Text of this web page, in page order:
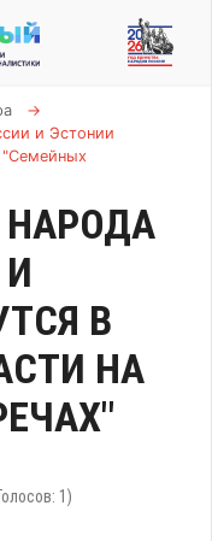
→
и Эстонии
"Семейных
НАРОДА
В
НА
1 )